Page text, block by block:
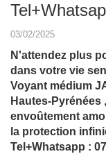
03/02/2025
N'attendez plus
dans votre vie
Voyant médium
Hautes-
envoûtement
la protection
Tel+Whatsapp :